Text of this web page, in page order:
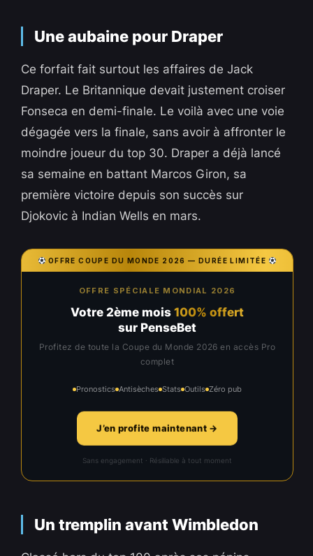
Une aubaine pour Draper
Ce forfait fait surtout les affaires de Jack
Draper. Le Britannique devait justement croiser
Fonseca en demi-finale. Le voilà avec une voie
dégagée vers la finale, sans avoir à affronter le
moindre joueur du top 30. Draper a déjà lancé
sa semaine en battant Marcos Giron, sa
première victoire depuis son succès sur
Djokovic à Indian Wells en mars.
OFFRE COUPE DU MONDE 2026 — DURÉE LIMITÉE
OFFRE SPÉCIALE MONDIAL 2026
Votre 2ème mois 100% offert
sur PenseBet
Profitez de toute la Coupe du Monde 2026 en accès Pro
complet
Pronostics Antisèches Stats Outils Zéro pub
J’en profite maintenant →
Sans engagement · Résiliable à tout moment
Un tremplin avant Wimbledon